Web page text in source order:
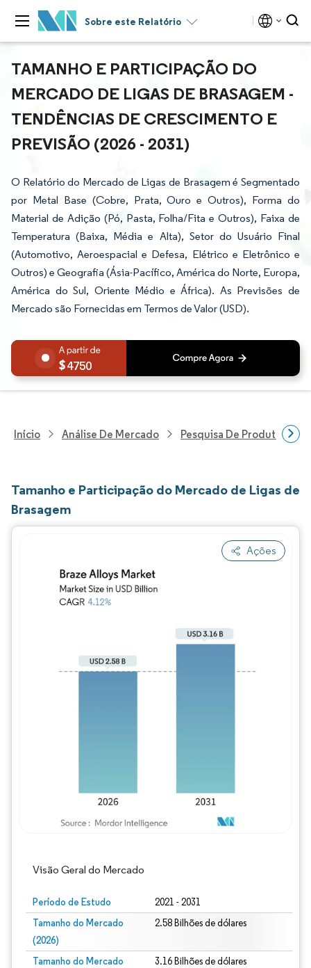
Sobre este Relatório
TAMANHO E PARTICIPAÇÃO DO
MERCADO DE LIGAS DE BRASAGEM -
TENDÊNCIAS DE CRESCIMENTO E
PREVISÃO (2026 - 2031)
O Relatório do Mercado de Ligas de Brasagem é Segmentado
por Metal Base (Cobre, Prata, Ouro e Outros), Forma do
Material de Adição (Pó, Pasta, Folha/Fita e Outros), Faixa de
Temperatura (Baixa, Média e Alta), Setor do Usuário Final
(Automotivo, Aeroespacial e Defesa, Elétrico e Eletrônico e
Outros) e Geografia (Ásia-Pacífico, América do Norte, Europa,
América do Sul, Oriente Médio e África). As Previsões de
Mercado são Fornecidas em Termos de Valor (USD).
4750
Início Análise De Mercado Pesquisa De Produtos
Tamanho e Participação do Mercado de Ligas de
Brasagem
Ações
Visão Geral do Mercado
Período de Estudo 2021 - 2031
Tamanho do Mercado
(2026)
2.58 Bilhões de dólares
Tamanho do Mercado
3.16 Bilhões de dólares